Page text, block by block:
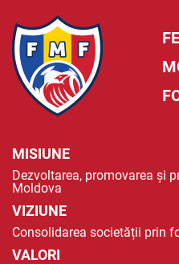
MISIUNE
Dezvoltarea, promovarea și
Moldova
VIZIUNE
Consolidarea societății prin
VALORI